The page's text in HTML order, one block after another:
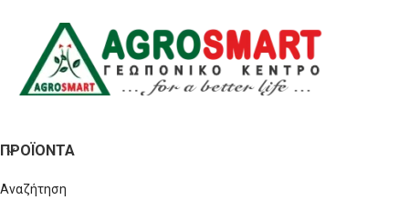
ΠΡΟΪΌΝΤΑ
Αναζήτηση